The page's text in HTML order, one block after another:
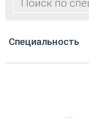
Cпециальность